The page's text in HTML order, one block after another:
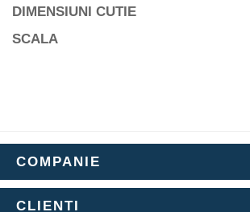
DIMENSIUNI CUTIE
SCALA
COMPANIE
CLIENTI